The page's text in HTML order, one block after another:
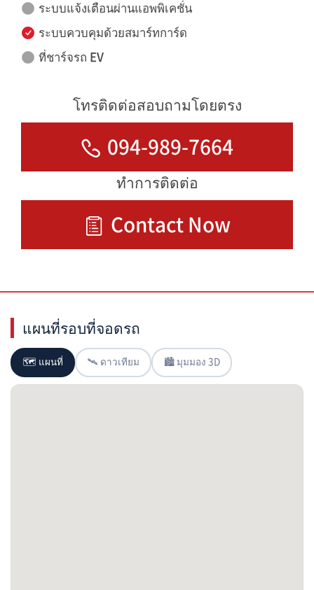
ระบบแจ้งเตือนผ่านแอพพิเคชั่น
ระบบควบคุมด้วยสมาร์ทการ์ด
ที่ชาร์จรถ EV
โทรติดต่อสอบถามโดยตรง
094-989-7664
ทำการติดต่อ
Contact Now
แผนที่รอบที่จอดรถ
🗺 แผนที่ 🛰 ดาวเทียม 🏙 มุมมอง 3D